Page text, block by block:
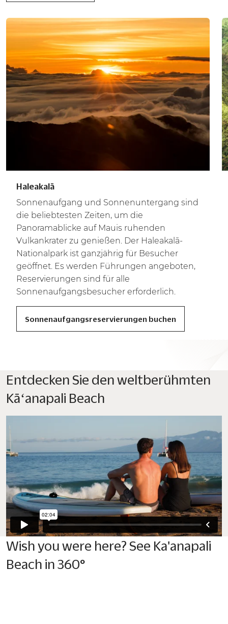
Haleakalā
Sonnenaufgang und Sonnenuntergang sind
die beliebtesten Zeiten, um die
Panoramablicke auf Mauis ruhenden
Vulkankrater zu genießen. Der Haleakalā-
Nationalpark ist ganzjährig für Besucher
geöffnet. Es werden Führungen angeboten,
Reservierungen sind für alle
Sonnenaufgangsbesucher erforderlich.
Sonnenaufgangsreservierungen buchen
Entdecken Sie den weltberühmten
Kāʻanapali Beach
Wish you were here? See Ka'anapali
Beach in 360°